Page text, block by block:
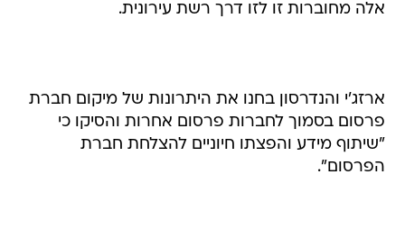
אלה מחוברות זו לזו דרך רשת עירונית.
ארזג'י והנדרסון בחנו את היתרונות של מיקום חברת
פרסום בסמוך לחברות פרסום אחרות והסיקו כי
"שיתוף מידע והפצתו חיוניים להצלחת חברת
הפרסום".